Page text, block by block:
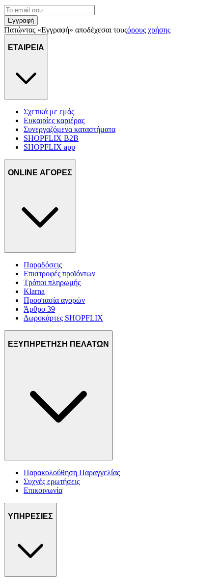
Εγγραφή
Πατώντας «Εγγραφή» αποδέχεσαι τουςόρους χρήσης
ΕΤΑΙΡΕΙΑ
Σχετικά με εμάς
Ευκαιρίες καριέρας
Συνεργαζόμενα καταστήματα
SHOPFLIX B2B
SHOPFLIX app
ONLINE ΑΓΟΡΕΣ
Παραδόσεις
Επιστροφές προϊόντων
Τρόποι πληρωμής
Klarna
Προστασία αγορών
Άρθρο 39
Δωροκάρτες SHOPFLIX
ΕΞΥΠΗΡΕΤΗΣΗ ΠΕΛΑΤΩΝ
Παρακολούθηση Παραγγελίας
Συχνές ερωτήσεις
Επικοινωνία
ΥΠΗΡΕΣΙΕΣ